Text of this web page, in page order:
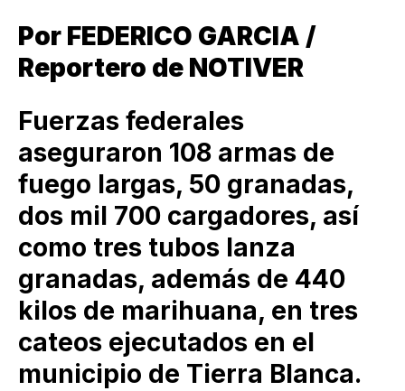
Por FEDERICO GARCIA /
Reportero de NOTIVER
Fuerzas federales
aseguraron 108 armas de
fuego largas, 50 granadas,
dos mil 700 cargadores, así
como tres tubos lanza
granadas, además de 440
kilos de marihuana, en tres
cateos ejecutados en el
municipio de Tierra Blanca.